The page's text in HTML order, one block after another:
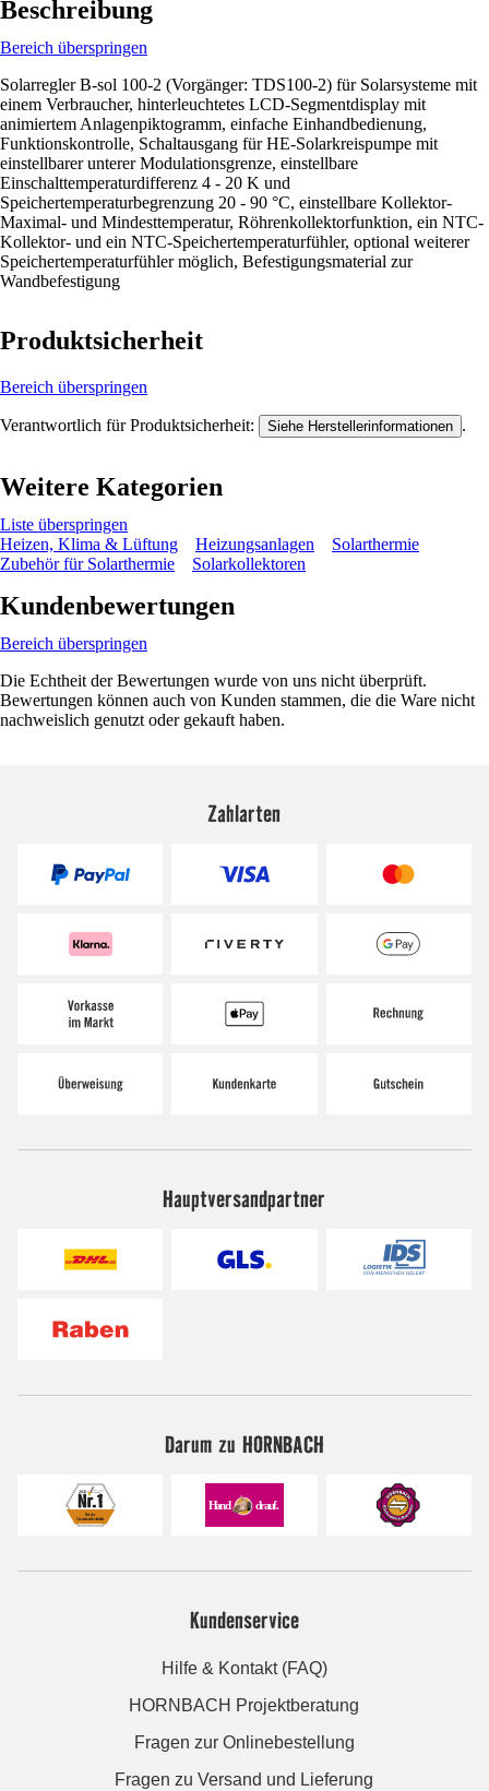
Beschreibung
Bereich überspringen
Solarregler B-sol 100-2 (Vorgänger: TDS100-2) für Solarsysteme mit
einem Verbraucher, hinterleuchtetes LCD-Segmentdisplay mit
animiertem Anlagenpiktogramm, einfache Einhandbedienung,
Funktionskontrolle, Schaltausgang für HE-Solarkreispumpe mit
einstellbarer unterer Modulationsgrenze, einstellbare
Einschalttemperaturdifferenz 4 - 20 K und
Speichertemperaturbegrenzung 20 - 90 °C, einstellbare Kollektor-
Maximal- und Mindesttemperatur, Röhrenkollektorfunktion, ein NTC-
Kollektor- und ein NTC-Speichertemperaturfühler, optional weiterer
Speichertemperaturfühler möglich, Befestigungsmaterial zur
Wandbefestigung
Produktsicherheit
Bereich überspringen
Verantwortlich für Produktsicherheit: Siehe Herstellerinformationen .
Weitere Kategorien
Liste überspringen
Heizen, Klima & Lüftung
Heizungsanlagen
Solarthermie
Zubehör für Solarthermie
Solarkollektoren
Kundenbewertungen
Bereich überspringen
Die Echtheit der Bewertungen wurde von uns nicht überprüft.
Bewertungen können auch von Kunden stammen, die die Ware nicht
nachweislich genutzt oder gekauft haben.
Zahlarten
Hauptversandpartner
Darum zu HORNBACH
Kundenservice
Hilfe & Kontakt (FAQ)
HORNBACH Projektberatung
Fragen zur Onlinebestellung
Fragen zu Versand und Lieferung